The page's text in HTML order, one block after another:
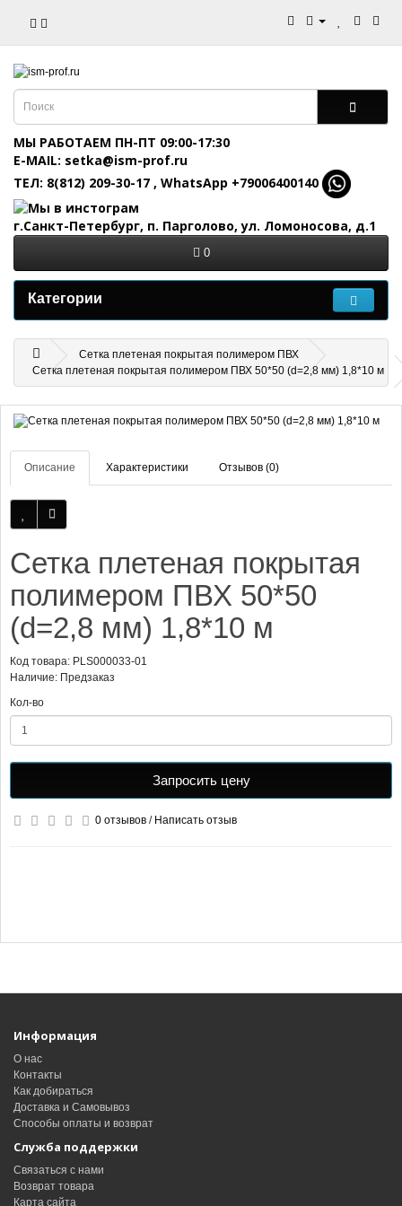
МЫ РАБОТАЕМ ПН-ПТ 09:00-17:30
E-MAIL: setka@ism-prof.ru
ТЕЛ: 8(812) 209-30-17 , WhatsApp +79006400140
г.Санкт-Петербург, п. Парголово, ул. Ломоносова, д.1
0
Категории
Сетка плетеная покрытая полимером ПВХ
Сетка плетеная покрытая полимером ПВХ 50*50 (d=2,8 мм) 1,8*10 м
Описание Характеристики Отзывов (0)
Сетка плетеная покрытая
полимером ПВХ 50*50
(d=2,8 мм) 1,8*10 м
Код товара: PLS000033-01
Наличие: Предзаказ
Кол-во
Запросить цену
0 отзывов / Написать отзыв
Информация
О нас
Контакты
Как добираться
Доставка и Самовывоз
Способы оплаты и возврат
Служба поддержки
Связаться с нами
Возврат товара
Карта сайта